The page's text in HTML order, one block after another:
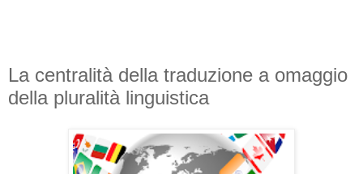
La centralità della traduzione a omaggio
della pluralità linguistica